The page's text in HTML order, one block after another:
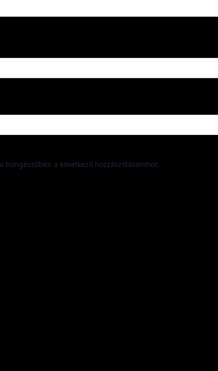
a következő hozzászólásomhoz.